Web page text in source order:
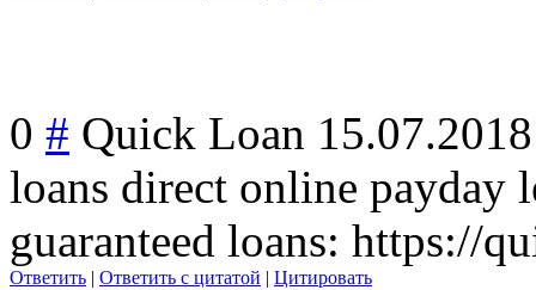
0 # Quick Loan 15.07.2018
loans direct online payday
guaranteed loans: https://
Ответить | Ответить с цитатой | Цитировать